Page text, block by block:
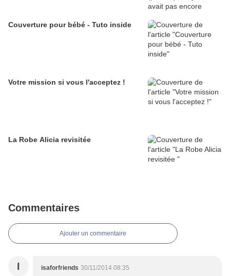
Couverture pour bébé - Tuto inside
Votre mission si vous l'acceptez !
La Robe Alicia revisitée
Commentaires
Ajouter un commentaire
I isaforfriends 30/11/2014 08:35